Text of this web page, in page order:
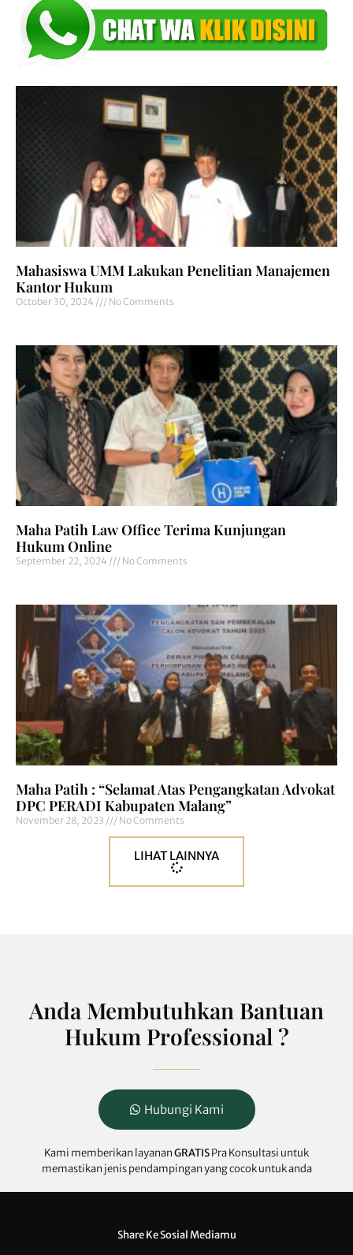
Mahasiswa UMM Lakukan Penelitian Manajemen
Kantor Hukum
October 30, 2024 No Comments
Maha Patih Law Office Terima Kunjungan
Hukum Online
September 22, 2024 No Comments
Maha Patih : “Selamat Atas Pengangkatan Advokat
DPC PERADI Kabupaten Malang”
November 28, 2023 No Comments
LIHAT LAINNYA
Anda Membutuhkan Bantuan
Hukum Professional ?
Hubungi Kami
Kami memberikan layananGRATISPra Konsultasi untuk
memastikan jenis pendampingan yang cocok untuk anda
Share Ke Sosial Mediamu